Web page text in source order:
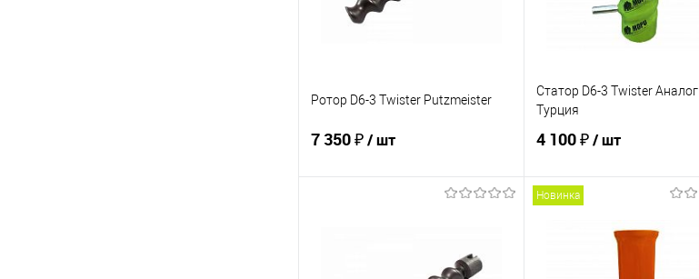
Ротор D6-3 Twister Putzmeister
7 350 ₽/ шт
К сравнению
Статор D6-3 Twister Аналог
Турция
4 100 ₽/ шт
Купить в 1 клик
Новинка